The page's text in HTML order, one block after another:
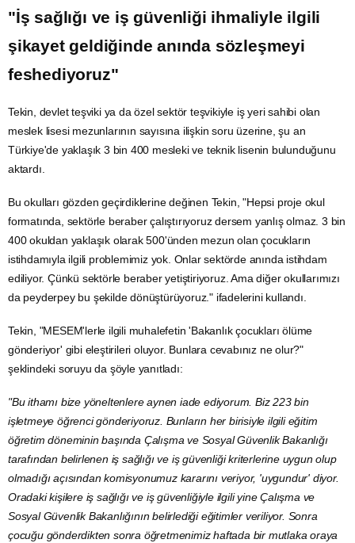
"İş sağlığı ve iş güvenliği ihmaliyle ilgili
şikayet geldiğinde anında sözleşmeyi
feshediyoruz"
Tekin, devlet teşviki ya da özel sektör teşvikiyle iş yeri sahibi olan
meslek lisesi mezunlarının sayısına ilişkin soru üzerine, şu an
Türkiye'de yaklaşık 3 bin 400 mesleki ve teknik lisenin bulunduğunu
aktardı.
Bu okulları gözden geçirdiklerine değinen Tekin, "Hepsi proje okul
formatında, sektörle beraber çalıştırıyoruz dersem yanlış olmaz. 3 bin
400 okuldan yaklaşık olarak 500'ünden mezun olan çocukların
istihdamıyla ilgili problemimiz yok. Onlar sektörde anında istihdam
ediliyor. Çünkü sektörle beraber yetiştiriyoruz. Ama diğer okullarımızı
da peyderpey bu şekilde dönüştürüyoruz." ifadelerini kullandı.
Tekin, "MESEM'lerle ilgili muhalefetin 'Bakanlık çocukları ölüme
gönderiyor' gibi eleştirileri oluyor. Bunlara cevabınız ne olur?"
şeklindeki soruyu da şöyle yanıtladı:
"Bu ithamı bize yöneltenlere aynen iade ediyorum. Biz 223 bin
işletmeye öğrenci gönderiyoruz. Bunların her birisiyle ilgili eğitim
öğretim döneminin başında Çalışma ve Sosyal Güvenlik Bakanlığı
tarafından belirlenen iş sağlığı ve iş güvenliği kriterlerine uygun olup
olmadığı açısından komisyonumuz kararını veriyor, 'uygundur' diyor.
Oradaki kişilere iş sağlığı ve iş güvenliğiyle ilgili yine Çalışma ve
Sosyal Güvenlik Bakanlığının belirlediği eğitimler veriliyor. Sonra
çocuğu gönderdikten sonra öğretmenimiz haftada bir mutlaka oraya